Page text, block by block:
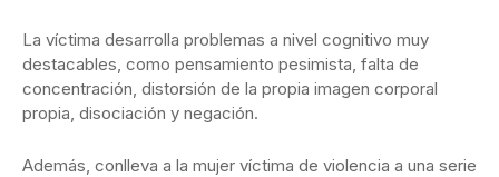
La víctima desarrolla problemas a nivel cognitivo muy
destacables, como pensamiento pesimista, falta de
concentración, distorsión de la propia imagen corporal
propia, disociación y negación.
Además, conlleva a la mujer víctima de violencia a una serie